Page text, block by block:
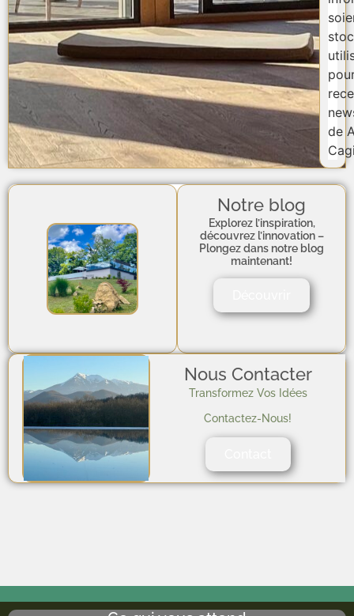
de
Notre blog
Explorez l’inspiration,
découvrez l’innovation –
Plongez dans notre blog
maintenant!
Nous Contacter
Transformez Vos Idées
Contactez-Nous!